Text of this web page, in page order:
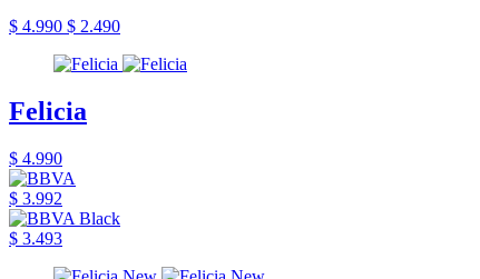
$ 4.990 $ 2.490
Felicia
$ 4.990
$ 3.992
$ 3.493